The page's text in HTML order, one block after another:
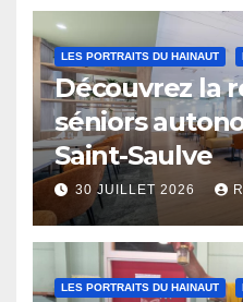
LES PORTRAITS DU HAINAUT
Découvrez la
séniors
Saint-Saulve
30 JUILLET 2026
LES PORTRAITS DU HAINAUT